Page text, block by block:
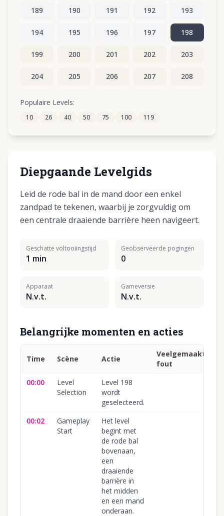
189 190 191 192 193
194 195 196 197 198
199 200 201 202 203
204 205 206 207 208
209 210
214 215 216 217
Populaire Levels:
10 26 40 50 75 100 119
Diepgaande Levelgids
Leid de rode bal in de mand door een enkel
zandpad te tekenen, waarbij je zorgvuldig om
een centrale draaiende barrière heen navigeert.
Geschatte voltooiingstijd
1 min
Geobserveerde pogingen
0
Apparaat
N.v.t.
Gameversie
N.v.t.
Belangrijke momenten en acties
Time Scène Actie
Veelgemaakte
fout
00:00
Level
Selection
Level 198
wordt
geselecteerd.
00:02
Gameplay
Start
Het level
begint met
de rode bal
bovenaan,
een
draaiende
barrière in
het midden
en een mand
onderaan.